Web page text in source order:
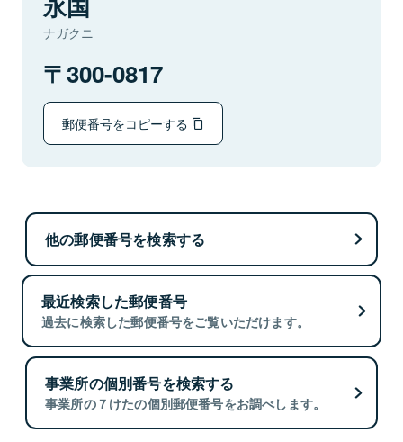
ナガクニ
300-0817
郵便番号をコピーする
他の郵便番号を検索する
最近検索した郵便番号
過去に検索した郵便番号をご覧いただけます。
事業所の個別番号を検索する
事業所の７けたの個別郵便番号をお調べします。